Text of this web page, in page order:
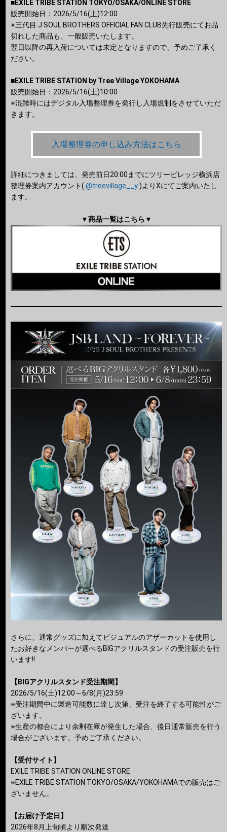
■EXILE TRIBE STATION TOKYO/OSAKA/ONLINE STORE
販売開始日：2026/5/16(土)12:00
※三代目 J SOUL BROTHERS OFFICIAL FAN CLUB先行販売にてお品
切れした商品も、一般販売いたします。
翌日以降の再入荷については未定となりますので、予めご了承く
ださい。
■EXILE TRIBE STATION by Tree Village YOKOHAMA
販売開始日：2026/5/16(土)10:00
※混雑時にはデジタル入場整理券を発行し入場規制をさせていただ
きます。
入場整理券の申し込み方法はこちら
詳細につきましては、発売前日20:00までにツリービレッジ横浜店
整理券案内アカウント(@treevillage__y)よりXにてご案内いたし
ます。
▼商品一覧はこちら▼
さらに、通常グッズに加えてビジュアルのアザーカットを使用し
たお好きなメンバーが選べるBIGアクリルスタンドの受注販売を行
います!!
【BIGアクリルスタンド受注期間】
2026/5/16(土)12:00～6/8(月)23:59
※受注期間中に製造可能数に達し次第、受注を終了する可能性がご
ざいます。
※生産の都合により余剰在庫が発生した場合、後日通常販売を行う
場合がございます。予めご了承ください。
【受付サイト】
EXILE TRIBE STATION ONLINE STORE
※EXILE TRIBE STATION TOKYO/OSAKA/YOKOHAMAでの販売はご
ざいません。
【お届け予定日】
2026年8月上旬頃より順次発送